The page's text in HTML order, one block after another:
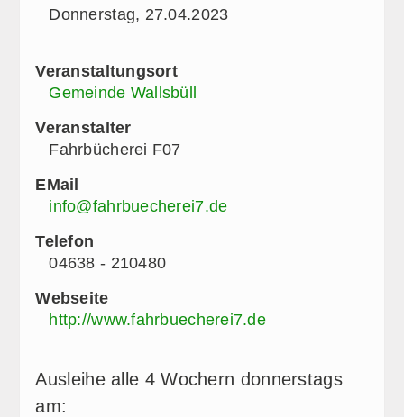
Donnerstag, 27.04.2023
Veranstaltungsort
Gemeinde Wallsbüll
Veranstalter
Fahrbücherei F07
EMail
info@fahrbuecherei7.de
Telefon
04638 - 210480
Webseite
http://www.fahrbuecherei7.de
Ausleihe alle 4 Wochern donnerstags
am: